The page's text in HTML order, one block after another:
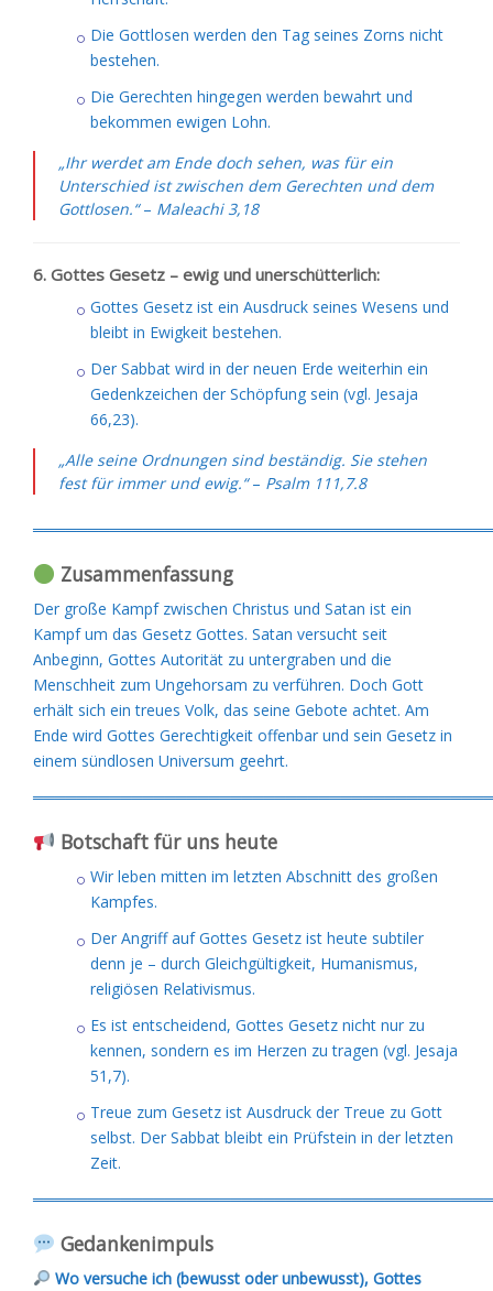
Die Gottlosen werden den Tag seines Zorns nicht
bestehen.
Die Gerechten hingegen werden bewahrt und
bekommen ewigen Lohn.
„Ihr werdet am Ende doch sehen, was für ein
Unterschied ist zwischen dem Gerechten und dem
Gottlosen.“– Maleachi 3,18
6. Gottes Gesetz – ewig und unerschütterlich:
Gottes Gesetz ist ein Ausdruck seines Wesens und
bleibt in Ewigkeit bestehen.
Der Sabbat wird in der neuen Erde weiterhin ein
Gedenkzeichen der Schöpfung sein (vgl. Jesaja
66,23).
„Alle seine Ordnungen sind beständig. Sie stehen
fest für immer und ewig.“– Psalm 111,7.8
Zusammenfassung
Der große Kampf zwischen Christus und Satan ist ein
Kampf um das Gesetz Gottes. Satan versucht seit
Anbeginn, Gottes Autorität zu untergraben und die
Menschheit zum Ungehorsam zu verführen. Doch Gott
erhält sich ein treues Volk, das seine Gebote achtet. Am
Ende wird Gottes Gerechtigkeit offenbar und sein Gesetz in
einem sündlosen Universum geehrt.
Botschaft für uns heute
Wir leben mitten im letzten Abschnitt des großen
Kampfes.
Der Angriff auf Gottes Gesetz ist heute subtiler
denn je – durch Gleichgültigkeit, Humanismus,
religiösen Relativismus.
Es ist entscheidend, Gottes Gesetz nicht nur zu
kennen, sondern es im Herzen zu tragen (vgl. Jesaja
51,7).
Treue zum Gesetz ist Ausdruck der Treue zu Gott
selbst. Der Sabbat bleibt ein Prüfstein in der letzten
Zeit.
Gedankenimpuls
Wo versuche ich (bewusst oder unbewusst), Gottes